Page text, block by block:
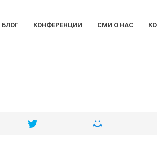
БЛОГ КОНФЕРЕНЦИИ СМИ О НАС